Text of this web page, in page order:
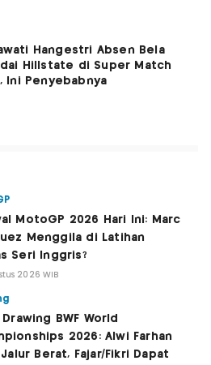
Hangestri Absen Bela
Hillstate di Super Match
Ini Penyebabnya
MotoGP 2026 Hari Ini: Marc
Menggila di Latihan
Seri Inggris?
2026 WIB
Drawing BWF World
2026: Alwi Farhan
Jalur Berat, Fajar/Fikri Dapat